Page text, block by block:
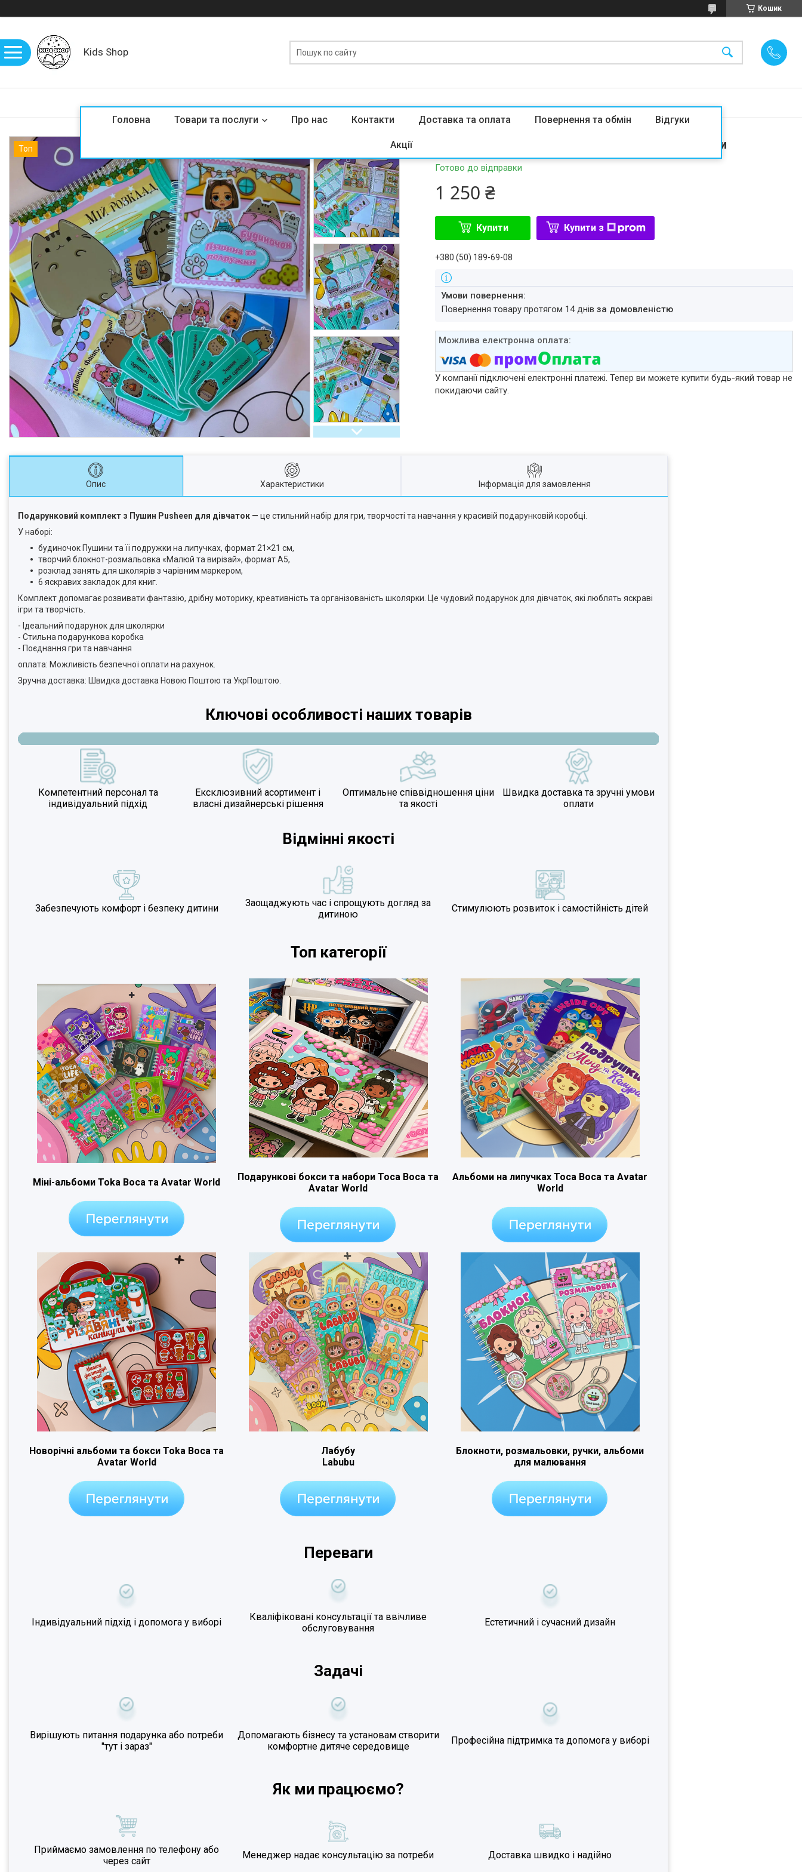
Кошик
Kids Shop
Головна Товари та послуги Про нас Контакти Доставка та оплата Повернення та обмін Відгуки
Акції
Топ Подарунковий набір Будинок Пушин та іі подружки
Готово до відправки
1 250 ₴
Купити Купити з
+380 (50) 189-69-08
повернення товару протягом 14 днівза домовленістю
У компанії підключені електронні платежі. Тепер ви можете купити будь-який товар не
покидаючи сайту.
Опис Характеристики Інформація для замовлення
Подарунковий комплект з Пушин Pusheen для дівчаток — це стильний набір для гри, творчості та навчання у красивій подарунковій коробці.
У наборі:
будиночок Пушини та її подружки на липучках, формат 21×21 см,
творчий блокнот-розмальовка «Малюй та вирізай», формат А5,
розклад занять для школярів з чарівним маркером,
6 яскравих закладок для книг.
Комплект допомагає розвивати фантазію, дрібну моторику, креативність та організованість школярки. Це чудовий подарунок для дівчаток, які люблять яскраві
ігри та творчість.
- Ідеальний подарунок для школярки
- Стильна подарункова коробка
- Поєднання гри та навчання
оплата: Можливість безпечної оплати на рахунок.
Зручна доставка: Швидка доставка Новою Поштою та УкрПоштою.
Ключові особливості наших товарів
Компетентний персонал та
індивідуальний підхід
Ексклюзивний асортимент і
власні дизайнерські рішення
Оптимальне співвідношення ціни
та якості
Швидка доставка та зручні умови
оплати
Відмінні якості
Забезпечують комфорт і безпеку дитини
Заощаджують час і спрощують догляд за
дитиною
Стимулюють розвиток і самостійність дітей
Топ категорії
Міні-альбоми Toka Boca та Avatar World
Подарункові бокси та набори Toca Boca та
Avatar World
Альбоми на липучках Toca Boca та Avatar
World
Новорічні альбоми та бокси Toka Boca та
Avatar World
Лабубу
Labubu
Блокноти, розмальовки, ручки, альбоми
для малювання
Переваги
Індивідуальний підхід і допомога у виборі
Кваліфіковані консультації та ввічливе
обслуговування
Естетичний і сучасний дизайн
Задачі
Вирішують питання подарунка або потреби
"тут і зараз"
Допомагають бізнесу та установам створити
комфортне дитяче середовище
Професійна підтримка та допомога у виборі
Як ми працюємо?
Приймаємо замовлення по телефону або
через сайт
Менеджер надає консультацію за потреби Доставка швидко і надійно